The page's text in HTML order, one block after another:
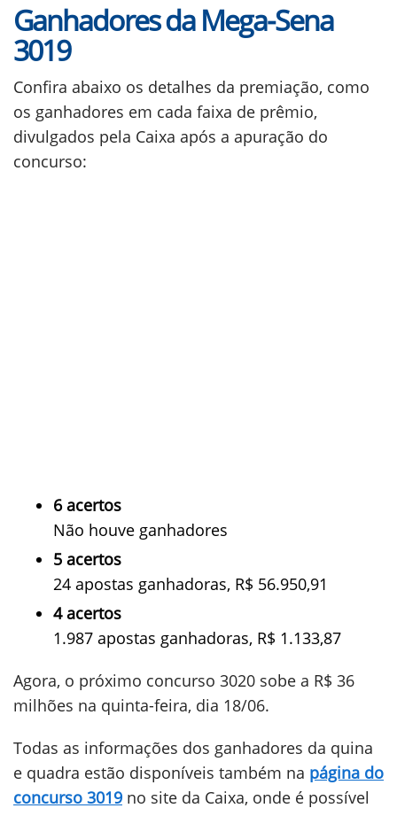
Ganhadores da Mega-Sena
3019
Confira abaixo os detalhes da premiação, como
os ganhadores em cada faixa de prêmio,
divulgados pela Caixa após a apuração do
concurso:
6 acertos
Não houve ganhadores
5 acertos
24 apostas ganhadoras, R$ 56.950,91
4 acertos
1.987 apostas ganhadoras, R$ 1.133,87
Agora, o próximo concurso 3020 sobe a R$ 36
milhões na quinta-feira, dia 18/06.
Todas as informações dos ganhadores da quina
e quadra estão disponíveis também na página do
concurso 3019 no site da Caixa, onde é possível